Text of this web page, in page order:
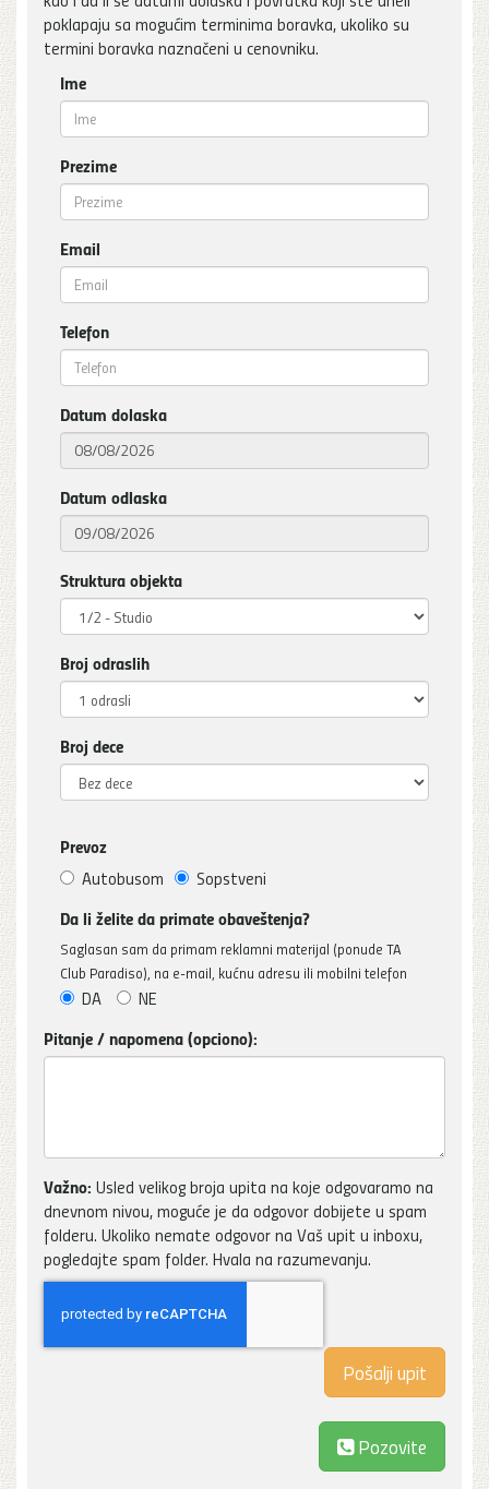
poklapaju sa mogućim terminima boravka, ukoliko su
termini boravka naznačeni u cenovniku.
Ime
Prezime
Email
Telefon
Datum dolaska
Datum odlaska
Struktura objekta
Broj odraslih
Broj dece
Prevoz
Autobusom Sopstveni
Da li želite da primate obaveštenja?
Saglasan sam da primam reklamni materijal (ponude TA
Club Paradiso), na e-mail, kućnu adresu ili mobilni telefon
DA NE
Pitanje / napomena (opciono):
Važno: Usled velikog broja upita na koje odgovaramo na
dnevnom nivou, moguće je da odgovor dobijete u spam
folderu. Ukoliko nemate odgovor na Vaš upit u inboxu,
pogledajte spam folder. Hvala na razumevanju.
Pozovite